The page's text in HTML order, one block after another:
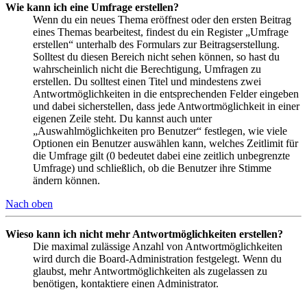
Wie kann ich eine Umfrage erstellen?
Wenn du ein neues Thema eröffnest oder den ersten Beitrag
eines Themas bearbeitest, findest du ein Register „Umfrage
erstellen“ unterhalb des Formulars zur Beitragserstellung.
Solltest du diesen Bereich nicht sehen können, so hast du
wahrscheinlich nicht die Berechtigung, Umfragen zu
erstellen. Du solltest einen Titel und mindestens zwei
Antwortmöglichkeiten in die entsprechenden Felder eingeben
und dabei sicherstellen, dass jede Antwortmöglichkeit in einer
eigenen Zeile steht. Du kannst auch unter
„Auswahlmöglichkeiten pro Benutzer“ festlegen, wie viele
Optionen ein Benutzer auswählen kann, welches Zeitlimit für
die Umfrage gilt (0 bedeutet dabei eine zeitlich unbegrenzte
Umfrage) und schließlich, ob die Benutzer ihre Stimme
ändern können.
Nach oben
Wieso kann ich nicht mehr Antwortmöglichkeiten erstellen?
Die maximal zulässige Anzahl von Antwortmöglichkeiten
wird durch die Board-Administration festgelegt. Wenn du
glaubst, mehr Antwortmöglichkeiten als zugelassen zu
benötigen, kontaktiere einen Administrator.